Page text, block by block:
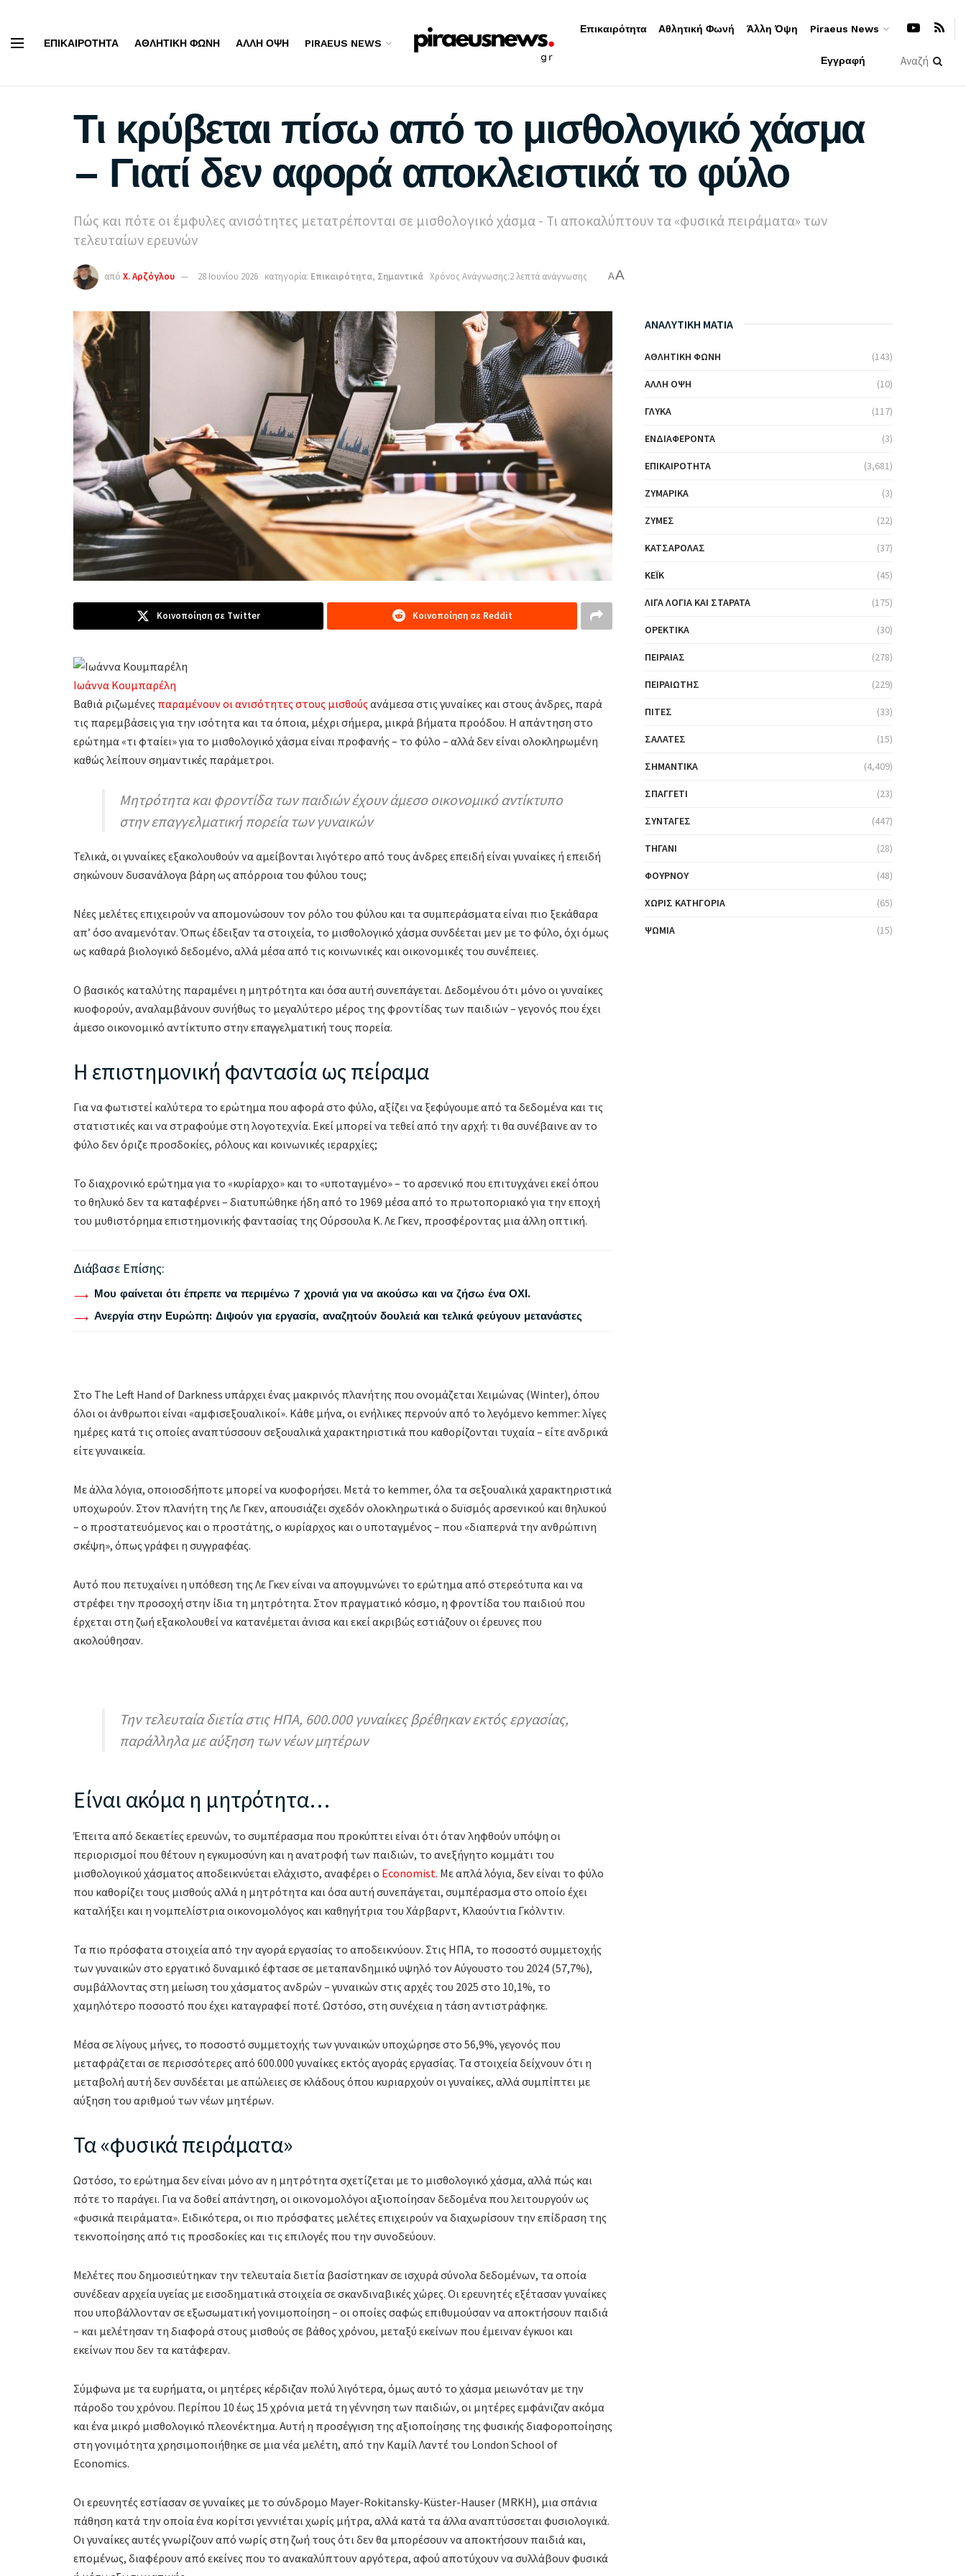
ΕΠΙΚΑΙΡΌΤΗΤΑ ΑΘΛΗΤΙΚΉ ΦΩΝΉ ΆΛΛΗ ΌΨΗ PIRAEUS NEWS
Επικαιρότητα Αθλητική Φωνή Άλλη Όψη Piraeus News
Εγγραφή
Τι κρύβεται πίσω από το μισθολογικό χάσμα
– Γιατί δεν αφορά αποκλειστικά το φύλο
Πώς και πότε οι έμφυλες ανισότητες μετατρέπονται σε μισθολογικό χάσμα - Τι αποκαλύπτουν τα «φυσικά πειράματα» των
τελευταίων ερευνών
από Χ. Αρζόγλου 28 Ιουνίου 2026 κατηγορία: Επικαιρότητα, Σημαντικά Χρόνος Ανάγνωσης:2 λεπτά ανάγνωσης AA
Κοινοποίηση σε Twitter Κοινοποίηση σε Reddit
Ιωάννα Κουμπαρέλη
Βαθιά ριζωμένες παραμένουν οι ανισότητες στους μισθούςανάμεσα στις γυναίκες και στους άνδρες, παρά
τις παρεμβάσεις για την ισότητα και τα όποια, μέχρι σήμερα, μικρά βήματα προόδου. Η απάντηση στο
ερώτημα «τι φταίει» για το μισθολογικό χάσμα είναι προφανής – το φύλο – αλλά δεν είναι ολοκληρωμένη
καθώς λείπουν σημαντικές παράμετροι.
Μητρότητα και φροντίδα των παιδιών έχουν άμεσο οικονομικό αντίκτυπο
στην επαγγελματική πορεία των γυναικών
Τελικά, οι γυναίκες εξακολουθούν να αμείβονται λιγότερο από τους άνδρες επειδή είναι γυναίκες ή επειδή
σηκώνουν δυσανάλογα βάρη ως απόρροια του φύλου τους;
Νέες μελέτες επιχειρούν να απομονώσουν τον ρόλο του φύλου και τα συμπεράσματα είναι πιο ξεκάθαρα
απ’ όσο αναμενόταν. Όπως έδειξαν τα στοιχεία, το μισθολογικό χάσμα συνδέεται μεν με το φύλο, όχι όμως
ως καθαρά βιολογικό δεδομένο, αλλά μέσα από τις κοινωνικές και οικονομικές του συνέπειες.
Ο βασικός καταλύτης παραμένει η μητρότητα και όσα αυτή συνεπάγεται. Δεδομένου ότι μόνο οι γυναίκες
κυοφορούν, αναλαμβάνουν συνήθως το μεγαλύτερο μέρος της φροντίδας των παιδιών – γεγονός που έχει
άμεσο οικονομικό αντίκτυπο στην επαγγελματική τους πορεία.
Η επιστημονική φαντασία ως πείραμα
Για να φωτιστεί καλύτερα το ερώτημα που αφορά στο φύλο, αξίζει να ξεφύγουμε από τα δεδομένα και τις
στατιστικές και να στραφούμε στη λογοτεχνία. Εκεί μπορεί να τεθεί από την αρχή: τι θα συνέβαινε αν το
φύλο δεν όριζε προσδοκίες, ρόλους και κοινωνικές ιεραρχίες;
Το διαχρονικό ερώτημα για το «κυρίαρχο» και το «υποταγμένο» – το αρσενικό που επιτυγχάνει εκεί όπου
το θηλυκό δεν τα καταφέρνει – διατυπώθηκε ήδη από το 1969 μέσα από το πρωτοποριακό για την εποχή
του μυθιστόρημα επιστημονικής φαντασίας της Ούρσουλα Κ. Λε Γκεν, προσφέροντας μια άλλη οπτική.
Διάβασε Επίσης:
Μου φαίνεται ότι έπρεπε να περιμένω 7 χρονιά για να ακούσω και να ζήσω ένα ΟΧΙ.
Ανεργία στην Ευρώπη: Διψούν για εργασία, αναζητούν δουλειά και τελικά φεύγουν μετανάστες
Στο The Left Hand of Darkness υπάρχει ένας μακρινός πλανήτης που ονομάζεται Χειμώνας (Winter), όπου
όλοι οι άνθρωποι είναι «αμφισεξουαλικοί». Κάθε μήνα, οι ενήλικες περνούν από το λεγόμενο kemmer: λίγες
ημέρες κατά τις οποίες αναπτύσσουν σεξουαλικά χαρακτηριστικά που καθορίζονται τυχαία – είτε ανδρικά
είτε γυναικεία.
Με άλλα λόγια, οποιοσδήποτε μπορεί να κυοφορήσει. Μετά το kemmer, όλα τα σεξουαλικά χαρακτηριστικά
υποχωρούν. Στον πλανήτη της Λε Γκεν, απουσιάζει σχεδόν ολοκληρωτικά ο δυϊσμός αρσενικού και θηλυκού
– ο προστατευόμενος και ο προστάτης, ο κυρίαρχος και ο υποταγμένος – που «διαπερνά την ανθρώπινη
σκέψη», όπως γράφει η συγγραφέας.
Αυτό που πετυχαίνει η υπόθεση της Λε Γκεν είναι να απογυμνώνει το ερώτημα από στερεότυπα και να
στρέφει την προσοχή στην ίδια τη μητρότητα. Στον πραγματικό κόσμο, η φροντίδα του παιδιού που
έρχεται στη ζωή εξακολουθεί να κατανέμεται άνισα και εκεί ακριβώς εστιάζουν οι έρευνες που
ακολούθησαν.
Την τελευταία διετία στις ΗΠΑ, 600.000 γυναίκες βρέθηκαν εκτός εργασίας,
παράλληλα με αύξηση των νέων μητέρων
Είναι ακόμα η μητρότητα…
Έπειτα από δεκαετίες ερευνών, το συμπέρασμα που προκύπτει είναι ότι όταν ληφθούν υπόψη οι
περιορισμοί που θέτουν η εγκυμοσύνη και η ανατροφή των παιδιών, το ανεξήγητο κομμάτι του
μισθολογικού χάσματος αποδεικνύεται ελάχιστο, αναφέρει ο Economist. Με απλά λόγια, δεν είναι το φύλο
που καθορίζει τους μισθούς αλλά η μητρότητα και όσα αυτή συνεπάγεται, συμπέρασμα στο οποίο έχει
καταλήξει και η νομπελίστρια οικονομολόγος και καθηγήτρια του Χάρβαρντ, Κλαούντια Γκόλντιν.
Τα πιο πρόσφατα στοιχεία από την αγορά εργασίας το αποδεικνύουν. Στις ΗΠΑ, το ποσοστό συμμετοχής
των γυναικών στο εργατικό δυναμικό έφτασε σε μεταπανδημικό υψηλό τον Αύγουστο του 2024 (57,7%),
συμβάλλοντας στη μείωση του χάσματος ανδρών – γυναικών στις αρχές του 2025 στο 10,1%, το
χαμηλότερο ποσοστό που έχει καταγραφεί ποτέ. Ωστόσο, στη συνέχεια η τάση αντιστράφηκε.
Μέσα σε λίγους μήνες, το ποσοστό συμμετοχής των γυναικών υποχώρησε στο 56,9%, γεγονός που
μεταφράζεται σε περισσότερες από 600.000 γυναίκες εκτός αγοράς εργασίας. Τα στοιχεία δείχνουν ότι η
μεταβολή αυτή δεν συνδέεται με απώλειες σε κλάδους όπου κυριαρχούν οι γυναίκες, αλλά συμπίπτει με
αύξηση του αριθμού των νέων μητέρων.
Τα «φυσικά πειράματα»
Ωστόσο, το ερώτημα δεν είναι μόνο αν η μητρότητα σχετίζεται με το μισθολογικό χάσμα, αλλά πώς και
πότε το παράγει. Για να δοθεί απάντηση, οι οικονομολόγοι αξιοποίησαν δεδομένα που λειτουργούν ως
«φυσικά πειράματα». Ειδικότερα, οι πιο πρόσφατες μελέτες επιχειρούν να διαχωρίσουν την επίδραση της
τεκνοποίησης από τις προσδοκίες και τις επιλογές που την συνοδεύουν.
Μελέτες που δημοσιεύτηκαν την τελευταία διετία βασίστηκαν σε ισχυρά σύνολα δεδομένων, τα οποία
συνέδεαν αρχεία υγείας με εισοδηματικά στοιχεία σε σκανδιναβικές χώρες. Οι ερευνητές εξέτασαν γυναίκες
που υποβάλλονταν σε εξωσωματική γονιμοποίηση – οι οποίες σαφώς επιθυμούσαν να αποκτήσουν παιδιά
– και μελέτησαν τη διαφορά στους μισθούς σε βάθος χρόνου, μεταξύ εκείνων που έμειναν έγκυοι και
εκείνων που δεν τα κατάφεραν.
Σύμφωνα με τα ευρήματα, οι μητέρες κέρδιζαν πολύ λιγότερα, όμως αυτό το χάσμα μειωνόταν με την
πάροδο του χρόνου. Περίπου 10 έως 15 χρόνια μετά τη γέννηση των παιδιών, οι μητέρες εμφάνιζαν ακόμα
και ένα μικρό μισθολογικό πλεονέκτημα. Αυτή η προσέγγιση της αξιοποίησης της φυσικής διαφοροποίησης
στη γονιμότητα χρησιμοποιήθηκε σε μια νέα μελέτη, από την Καμίλ Λαντέ του London School of
Economics.
Οι ερευνητές εστίασαν σε γυναίκες με το σύνδρομο Mayer-Rokitansky-Küster-Hauser (MRKH), μια σπάνια
πάθηση κατά την οποία ένα κορίτσι γεννιέται χωρίς μήτρα, αλλά κατά τα άλλα αναπτύσσεται φυσιολογικά.
Οι γυναίκες αυτές γνωρίζουν από νωρίς στη ζωή τους ότι δεν θα μπορέσουν να αποκτήσουν παιδιά και,
επομένως, διαφέρουν από εκείνες που το ανακαλύπτουν αργότερα, αφού αποτύχουν να συλλάβουν φυσικά
ΑΝΑΛΥΤΙΚΗ ΜΑΤΙΑ
ΑΘΛΗΤΙΚΉ ΦΩΝΉ (143)
ΆΛΛΗ ΌΨΗ (10)
ΓΛΥΚΆ (117)
ΕΝΔΙΑΦΈΡΟΝΤΑ (3)
ΕΠΙΚΑΙΡΌΤΗΤΑ (3,681)
ΖΥΜΑΡΙΚΆ (3)
ΖΎΜΕΣ (22)
ΚΑΤΣΑΡΌΛΑΣ (37)
ΚΈΙΚ (45)
ΛΊΓΑ ΛΌΓΙΑ ΚΑΙ ΣΤΑΡΆΤΑ (175)
ΟΡΕΚΤΙΚΆ (30)
ΠΕΙΡΑΙΆΣ (278)
ΠΕΙΡΑΙΏΤΗΣ (229)
ΠΊΤΕΣ (33)
ΣΑΛΆΤΕΣ (15)
ΣΗΜΑΝΤΙΚΆ (4,409)
ΣΠΑΓΓΈΤΙ (23)
ΣΥΝΤΑΓΈΣ (447)
ΤΗΓΆΝΙ (28)
ΦΟΎΡΝΟΥ (48)
ΧΩΡΊΣ ΚΑΤΗΓΟΡΊΑ (65)
ΨΩΜΙΆ (15)